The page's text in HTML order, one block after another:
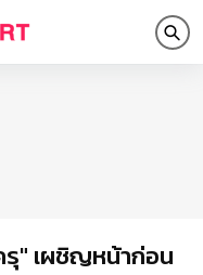
รุ" เผชิญหน้าก่อน